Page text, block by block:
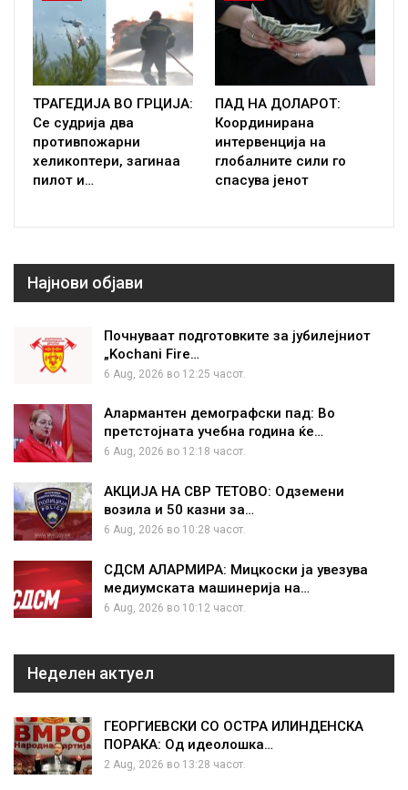
ТРАГЕДИЈА ВО ГРЦИЈА:
Се судрија два
противпожарни
хеликоптери, загинаа
пилот и…
ПАД НА ДОЛАРОТ:
Координирана
интервенција на
глобалните сили го
спасува јенот
Најнови објави
Почнуваат подготовките за јубилејниот
„Kochani Fire…
6 Aug, 2026 во 12:25 часот.
Алармантен демографски пад: Во
претстојната учебна година ќе…
6 Aug, 2026 во 12:18 часот.
АКЦИЈА НА СВР ТЕТОВО: Одземени
возила и 50 казни за…
6 Aug, 2026 во 10:28 часот.
СДСМ АЛАРМИРА: Мицкоски ја увезува
медиумската машинерија на…
6 Aug, 2026 во 10:12 часот.
Неделен актуел
ГЕОРГИЕВСКИ СО ОСТРА ИЛИНДЕНСКА
ПОРАКА: Од идеолошка…
2 Aug, 2026 во 13:28 часот.